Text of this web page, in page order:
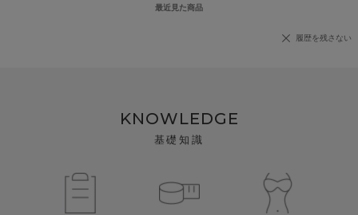
最近見た商品
履歴を残さない
KNOWLEDGE
基礎知識